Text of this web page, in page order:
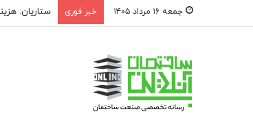
جمعه ۱۶ مرداد ۱۴۰۵ خبر فوری ستاریان: هزینه ساخت